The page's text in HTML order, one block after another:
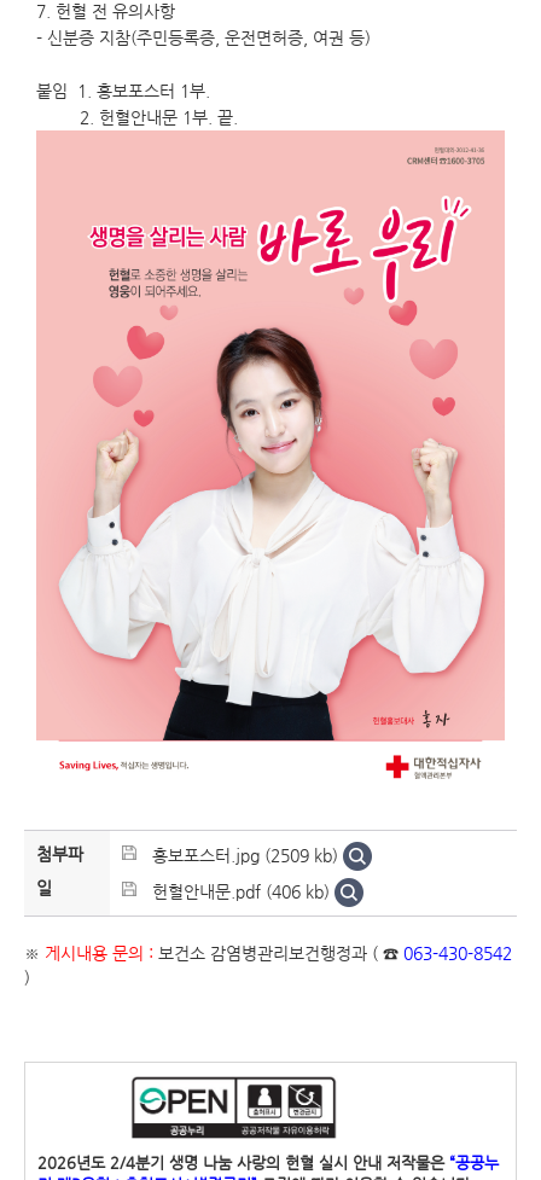
7. 헌혈 전 유의사항
- 신분증 지참(주민등록증, 운전면허증, 여권 등)
붙임 1. 홍보포스터 1부.
2. 헌혈안내문 1부. 끝.
첨부파
일
홍보포스터.jpg (2509 kb)
헌혈안내문.pdf (406 kb)
※ 게시내용 문의 : 보건소 감염병관리보건행정과 ( ☎ 063-430-8542
)
2026년도 2/4분기 생명 나눔 사랑의 헌혈 실시 안내 저작물은 “공공누